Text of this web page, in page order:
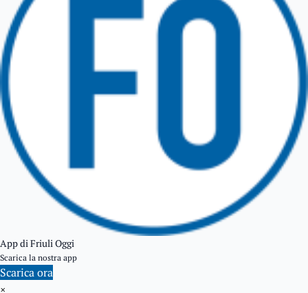
GEMONA DEL FRIULI
App di Friuli Oggi
Scarica la nostra app
Scarica ora
×